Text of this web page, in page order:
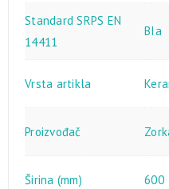
Standard SRPS EN
14411
BIa
Vrsta artikla
Proizvođač
Širina (mm) 600